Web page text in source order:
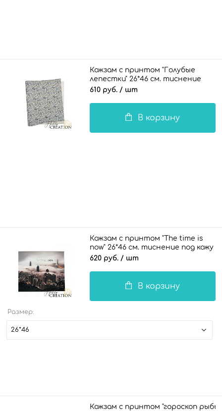
Кожзам с принтом "Голубые
лепестки" 26*46 см. тиснение
Твид, платина
610 руб. / шт
В корзину
Кожзам с принтом "The time is
now" 26*46 см. тиснение под кожу
II, белый
620 руб. / шт
В корзину
Размер:
26*46
Кожзам с принтом "гороскоп рыбы